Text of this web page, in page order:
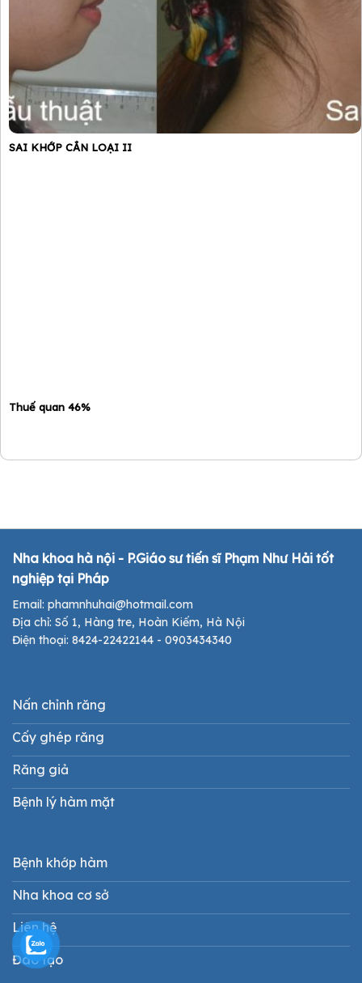
SAI KHỚP CẮN LOẠI II
Thuế quan 46%
Nha khoa hà nội - P.Giáo sư tiến sĩ Phạm Như Hải tốt
nghiệp tại Pháp
Email: phamnhuhai@hotmail.com
Địa chỉ: Số 1, Hàng tre, Hoàn Kiếm, Hà Nội
Điện thoại: 8424-22422144 - 0903434340
Nấn chỉnh răng
Cấy ghép răng
Răng giả
Bệnh lý hàm mặt
Bệnh khớp hàm
Nha khoa cơ sở
Liên hệ
Đào tạo